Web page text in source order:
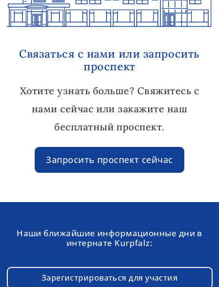
Связаться с нами или запросить
проспект
Хотите узнать больше? Свяжитесь с
нами сейчас или закажите наш
бесплатный проспект.
Запросить проспект сейчас
Наши ближайшие информационные дни в
интернате Kurpfalz:
Зарегистрироваться для участия